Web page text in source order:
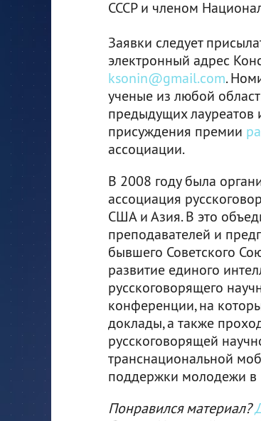
СССР и членом
Заявки следует
электронный адрес
ksonin@gmail.com.
ученые из любой
предыдущих
присуждения премии
ассоциации.
В 2008 году была
ассоциация
США и Азия. В это
преподавателей и
бывшего Советского
развитие единого
русскоговорящего
конференции, на
доклады, а также
русскоговорящей
транснациональной
поддержки молодежи в
Понравился материал?